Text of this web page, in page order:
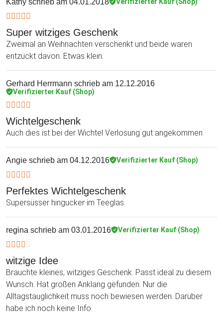
Verifizierter Kauf (Shop)
Super witziges Geschenk
Zweimal an Weihnachten verschenkt und beide waren
entzückt davon. Etwas klein.
Gerhard Herrmann schrieb am 12.12.2016
Verifizierter Kauf (Shop)
Wichtelgeschenk
Auch dies ist bei der Wichtel Verlosung gut angekommen
Angie schrieb am 04.12.2016 Verifizierter Kauf (Shop)
Perfektes Wichtelgeschenk
Supersüsser hingucker im Teeglas
regina schrieb am 03.01.2016 Verifizierter Kauf (Shop)
witzige Idee
Brauchte kleines, witziges Geschenk. Passt ideal zu diesem
Wunsch. Hat großen Anklang gefunden. Nur die
Alltagstauglichkeit muss noch bewiesen werden. Darüber
habe ich noch keine Info.